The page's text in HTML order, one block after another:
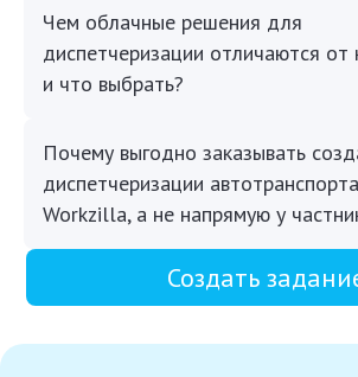
Чем облачные решения для
диспетчеризации отличаются от
и что выбрать?
Почему выгодно заказывать
диспетчеризации
Workzilla, а не напрямую у
Создать